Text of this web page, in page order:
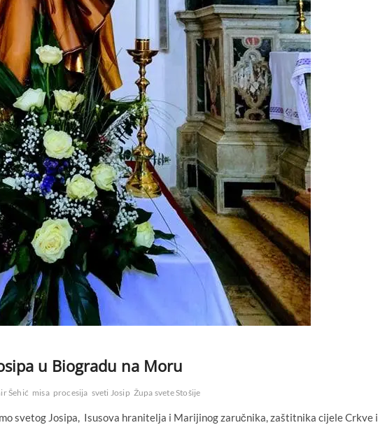
u Biogradu na Moru
Šehić misa procesija sveti Josip Župa svete Stošije
svetog Josipa, Isusova hranitelja i Marijinog zaručnika, zaštitnika cijele Crkve i